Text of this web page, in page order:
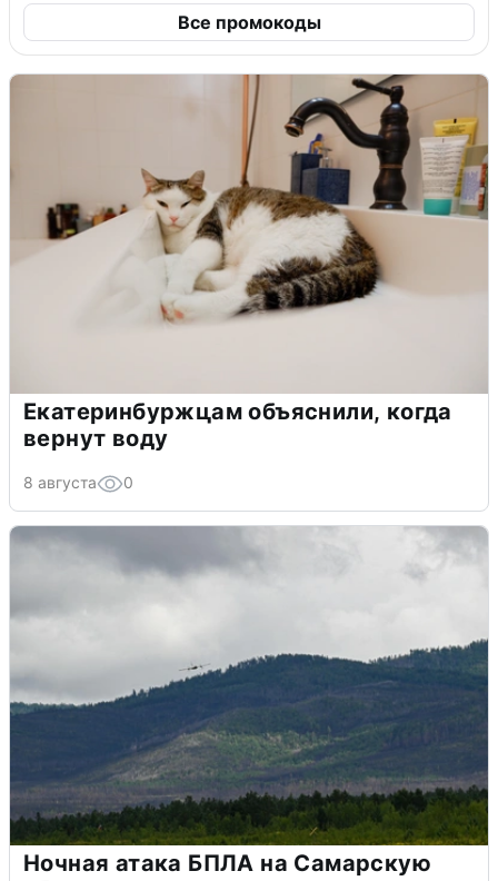
Все промокоды
Екатеринбуржцам объяснили, когда
вернут воду
8 августа 0
Ночная атака БПЛА на Самарскую